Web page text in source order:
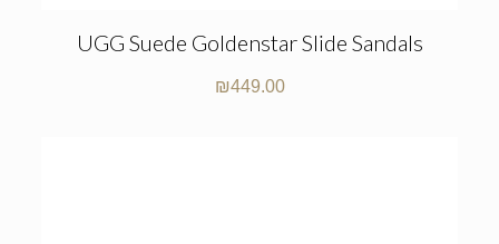
UGG Suede Goldenstar Slide Sandals
₪449.00